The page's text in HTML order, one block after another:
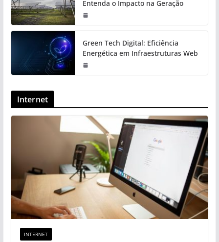
Entenda o Impacto na Geração
Green Tech Digital: Eficiência
Energética em Infraestruturas Web
Internet
INTERNET